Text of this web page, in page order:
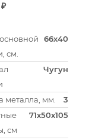
₽
см.
66х40
Чугун
металла, мм.
3
см
71х50х105